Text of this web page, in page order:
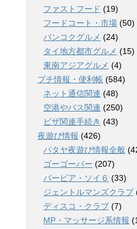
ファストフード (19)
フードコート・市場 (50)
バンコクグルメ (24)
タイ地方都市グルメ (15)
東南アジアグルメ (4)
プチ情報・便利帳 (584)
ネット通信関連 (48)
空港やバス関連 (250)
ビザ関連手続き (43)
夜遊び情報 (426)
パタヤ夜遊び情報全般
ゴーゴーバー (207)
バービア・ソイ６ (33)
ジェントルマンズクラブ
ディスコ・クラブ (7)
MP・マッサージ系情報